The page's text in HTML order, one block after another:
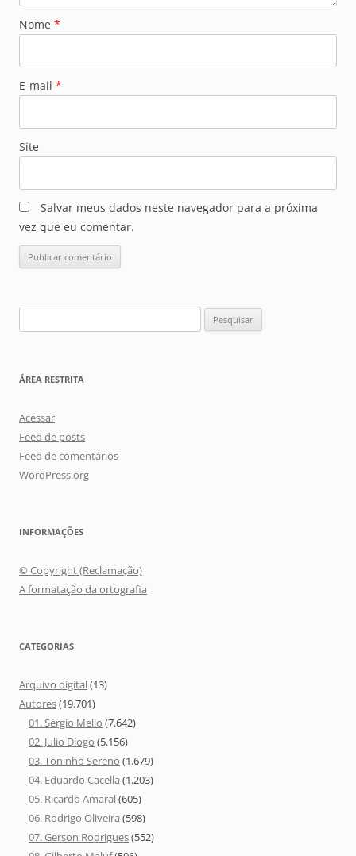
Nome *
E-mail *
Site
Salvar meus dados neste navegador para a próxima
vez que eu comentar.
por:
ÁREA RESTRITA
Acessar
Feed de posts
Feed de comentários
WordPress.org
INFORMAÇÕES
© Copyright (Reclamação)
A formatação da ortografia
CATEGORIAS
Arquivo digital(13)
Autores(19.701)
01. Sérgio Mello (7.642)
02. Julio Diogo (5.156)
03. Toninho Sereno (1.679)
04. Eduardo Cacella (1.203)
05. Ricardo Amaral(605)
06. Rodrigo Oliveira (598)
07. Gerson Rodrigues(552)